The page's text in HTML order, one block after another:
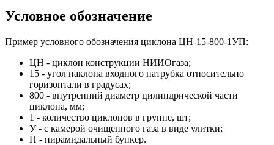
Условное обозначение
Пример условного обозначения циклона ЦН-15-800-1УП:
ЦН - циклон конструкции НИИОгаза;
15 - угол наклона входного патрубка относительно
горизонтали в градусах;
800 - внутренний диаметр цилиндрической части
циклона, мм;
1 - количество циклонов в группе, шт;
У - с камерой очищенного газа в виде улитки;
П - пирамидальный бункер.